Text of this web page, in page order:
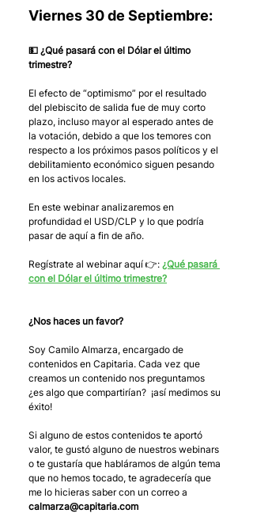
Viernes 30 de Septiembre:
💵 ¿Qué pasará con el Dólar el último
trimestre?
El efecto de “optimismo” por el resultado
del plebiscito de salida fue de muy corto
plazo, incluso mayor al esperado antes de
la votación, debido a que los temores con
respecto a los próximos pasos políticos y el
debilitamiento económico siguen pesando
en los activos locales.
En este webinar analizaremos en
profundidad el USD/CLP y lo que podría
pasar de aquí a fin de año.
Regístrate al webinar aquí 👉: ¿Qué pasará
con el Dólar el último trimestre?
¿Nos haces un favor?
Soy Camilo Almarza, encargado de
contenidos en Capitaria. Cada vez que
creamos un contenido nos preguntamos
¿es algo que compartirían?  ¡así medimos su
éxito!
Si alguno de estos contenidos te aportó
valor, te gustó alguno de nuestros webinars
o te gustaría que habláramos de algún tema
que no hemos tocado, te agradecería que
me lo hicieras saber con un correo a
calmarza@capitaria.com